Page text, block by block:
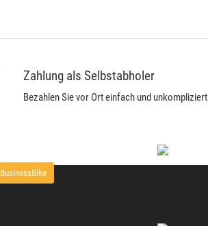
Zahlung als Selbstabholer
Bezahlen Sie vor Ort einfach und unkompliziert
BusinessBike